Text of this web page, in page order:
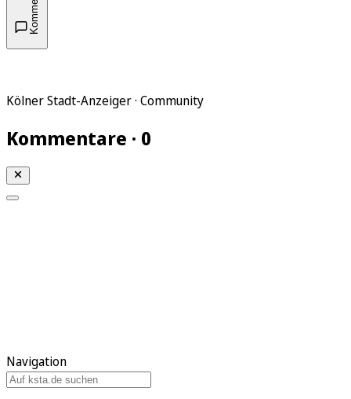
Kölner Stadt-Anzeiger · Community
Kommentare · 0
Navigation